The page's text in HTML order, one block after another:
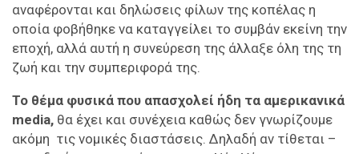
αναφέρονται και δηλώσεις φίλων της κοπέλας η
οποία φοβήθηκε να καταγγείλει το συμβάν εκείνη την
εποχή, αλλά αυτή η συνεύρεση της άλλαξε όλη της τη
ζωή και την συμπεριφορά της.
Το θέμα φυσικά που απασχολεί ήδη τα αμερικανικά
media, θα έχει και συνέχεια καθώς δεν γνωρίζουμε
ακόμη τις νομικές διαστάσεις. Δηλαδή αν τίθεται –